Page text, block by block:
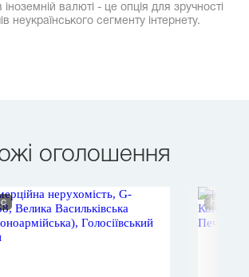
валюті - це опція для зручності
неукраїнського сегменту інтернету.
оголошення